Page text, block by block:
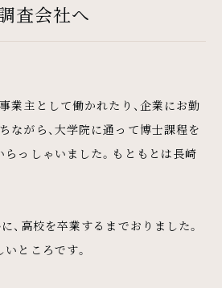
査会社へ
業主として働かれたり、企業にお勤
ながら、大学院に通って博士課程を
らっしゃいました。もともとは長崎
、高校を卒業するまでおりました。
ところです。